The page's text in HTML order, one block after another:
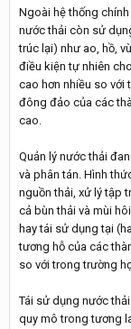
Ngoài hệ thống
nước thải còn sử
trúc lại) như ao, hồ,
điều kiện tự nhiên
cao hơn nhiều so với
đông đảo của các
cao.
Quản lý nước thải
và phân tán. Hình
nguồn thải, xử lý tập
cả bùn thải và mùi
hay tái sử dụng tại
tương hỗ của các
so với trong trường
Tái sử dụng nước
quy mô trong tương